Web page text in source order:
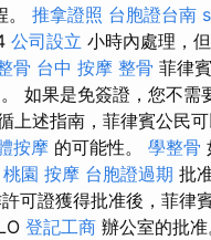
推拿證照 台胞證台南
公司設立 小時內處理，
骨 台中 按摩 整骨 菲律
如果是免簽證，您不需
上述指南，菲律賓公民
按摩 的可能性。 學整骨
桃園 按摩 台胞證過期 批
可證獲得批准後，菲律
登記工商 辦公室的批准